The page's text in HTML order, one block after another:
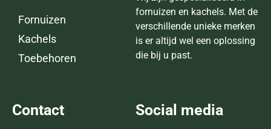
Fornuizen
Kachels
Toebehoren
fornuizen en kachels. Met de
verschillende unieke merken
is er altijd wel een oplossing
die bij u past.
Contact Social media